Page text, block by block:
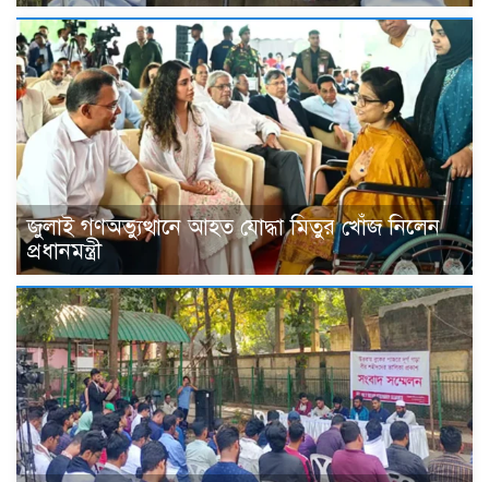
জুলাই গণঅভ্যুত্থানে আহত যোদ্ধা মিতুর খোঁজ নিলেন
প্রধানমন্ত্রী